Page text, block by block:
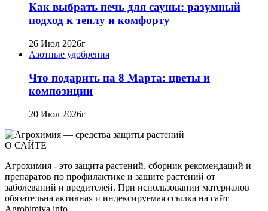
Как выбрать печь для сауны: разумный
подход к теплу и комфорту
26 Июл 2026г
Азотные удобрения
Что подарить на 8 Марта: цветы и
композиции
20 Июл 2026г
О САЙТЕ
Агрохимия - это защита растений, сборник рекомендаций и
препаратов по профилактике и защите растений от
заболеваний и вредителей. При использовании материалов
обязательна активная и индексируемая ссылка на сайт
Agrohimiya.info